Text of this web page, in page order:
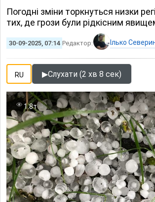
Погодні зміни торкнуться низки
тих, де грози були рідкісним
30-09-2025, 07:14 Редактор: Ілько
RU ▶Слухати (2 хв 8 сек)
1.8т